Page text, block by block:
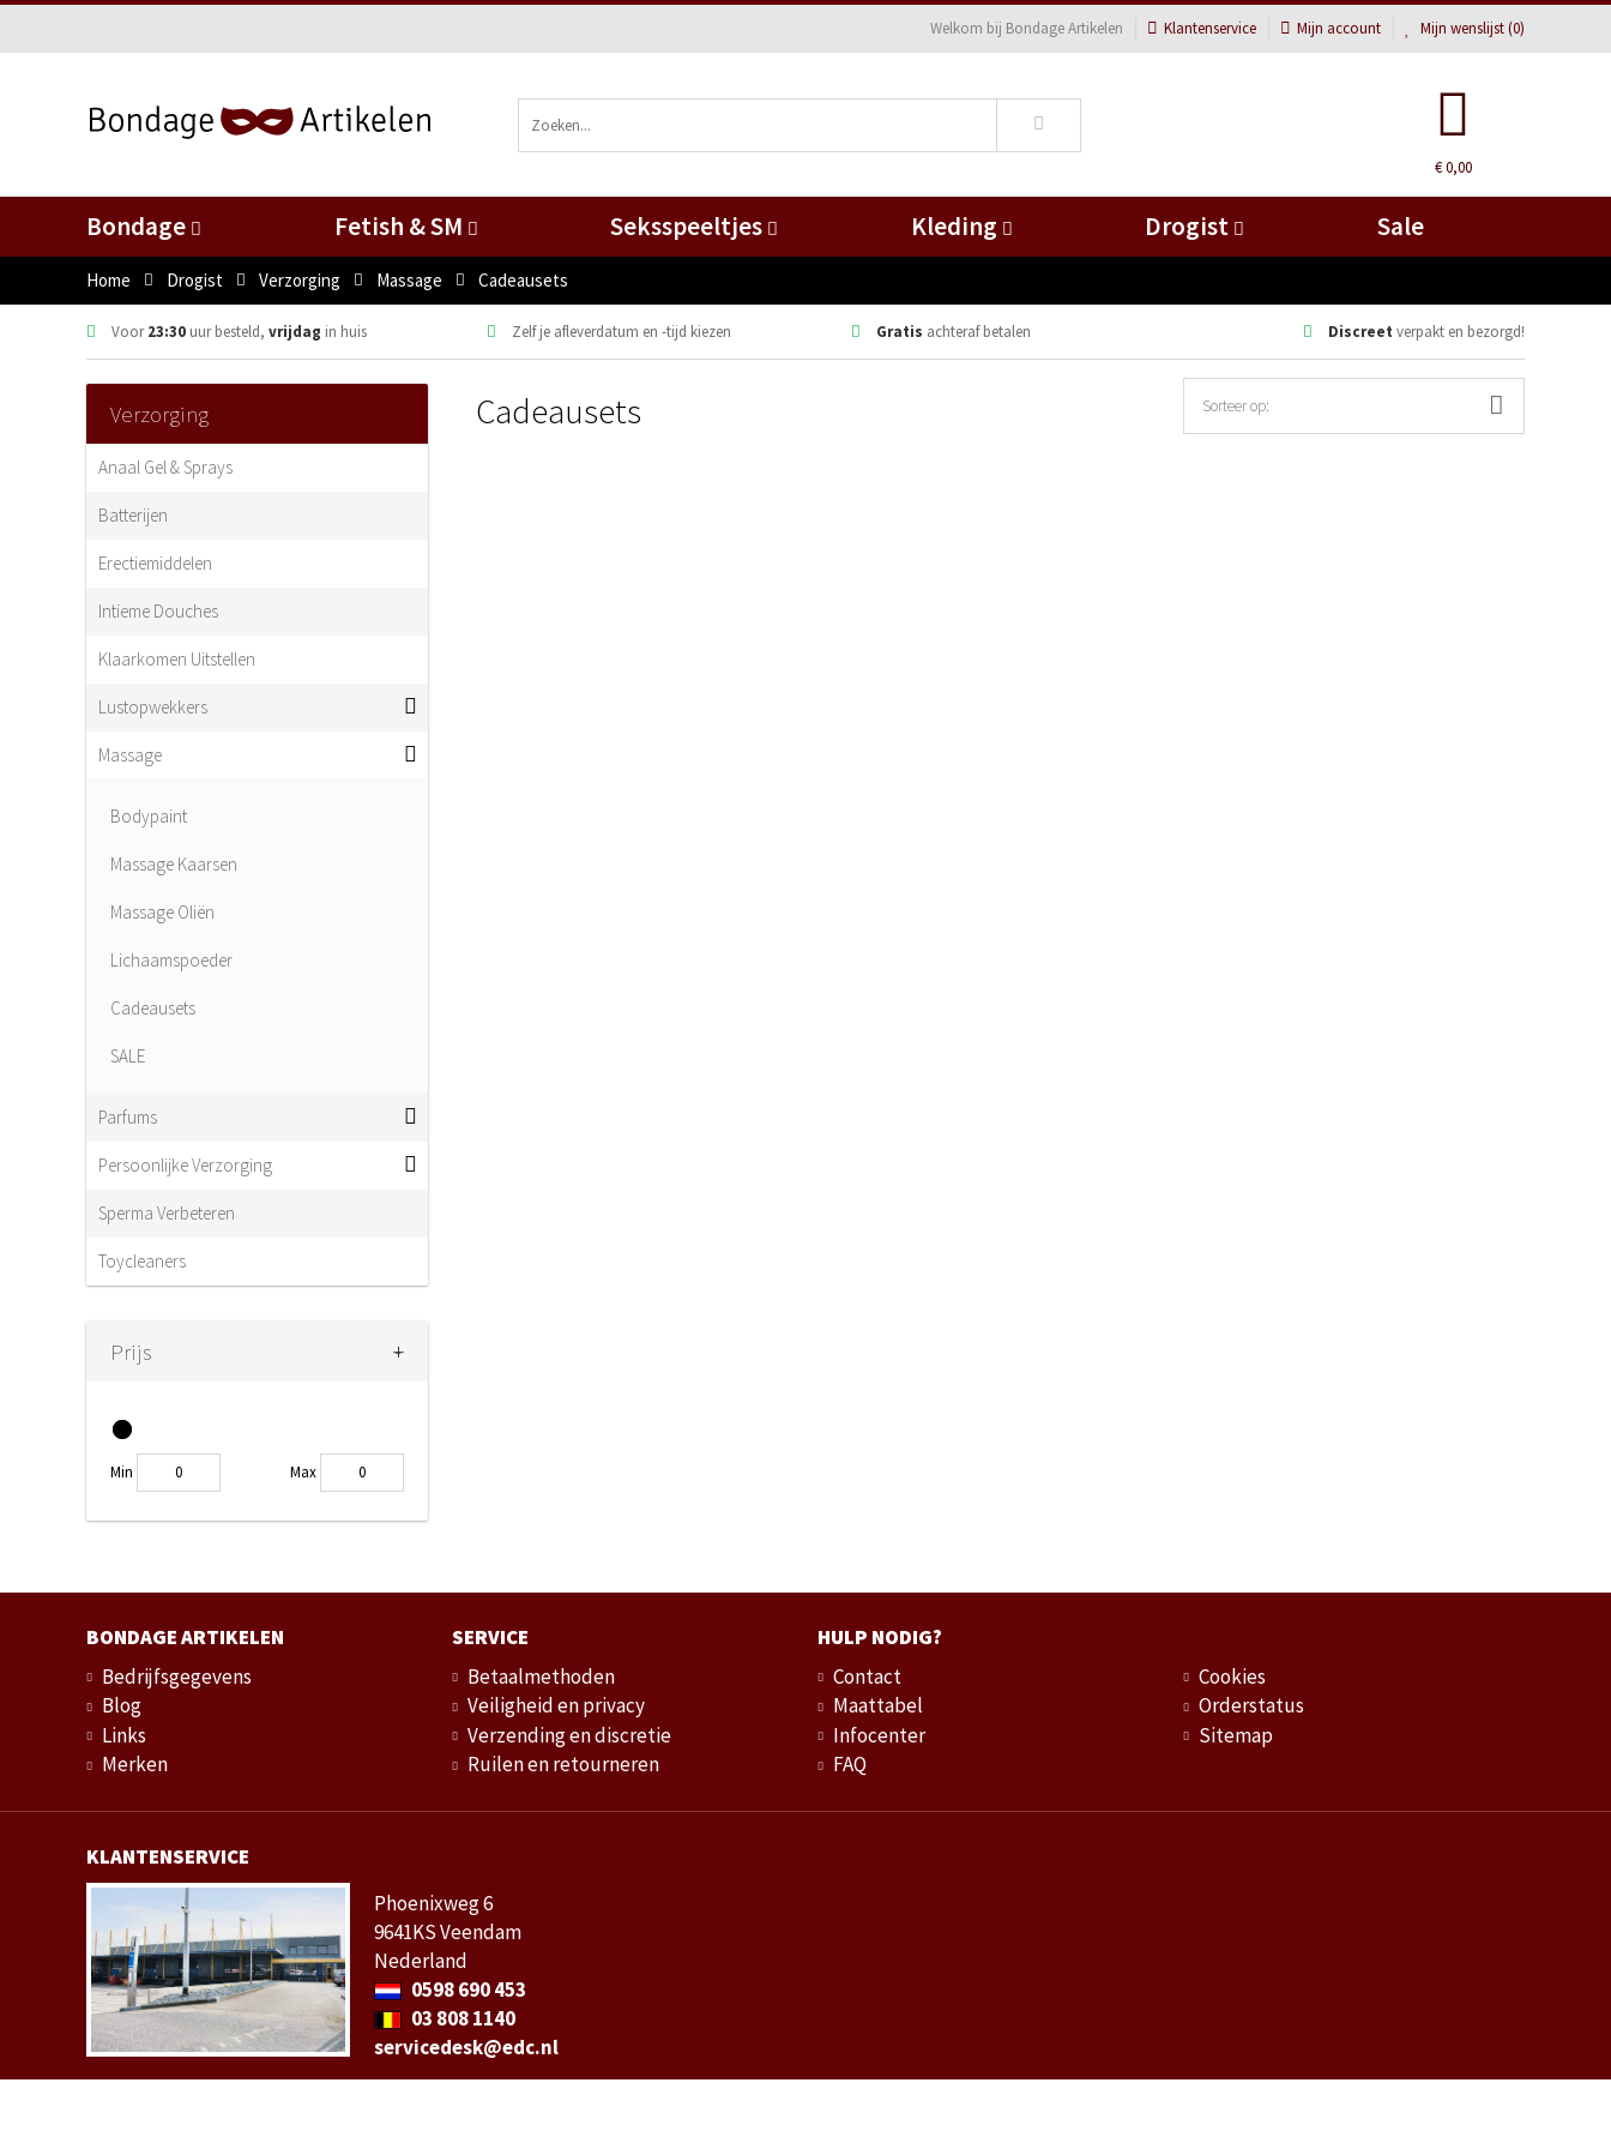
Welkom bij Bondage Artikelen Klantenservice Mijn account Mijn wenslijst (0)
€ 0,00
Bondage Fetish & SM Seksspeeltjes Kleding Drogist Sale
Home Drogist Verzorging Massage Cadeausets
Voor23:30 uur besteld, vrijdag in huis Zelf je afleverdatum en -tijd kiezen Gratis achteraf betalen Discreet verpakt en bezorgd!
Verzorging
Anaal Gel & Sprays
Batterijen
Erectiemiddelen
Intieme Douches
Klaarkomen Uitstellen
Lustopwekkers
Massage
Bodypaint
Massage Kaarsen
Massage Oliën
Lichaamspoeder
Cadeausets
SALE
Parfums
Persoonlijke Verzorging
Sperma Verbeteren
Toycleaners
Prijs -
+
Min Max
Cadeausets Sorteer op:
BONDAGE ARTIKELEN
Bedrijfsgegevens
Blog
Links
Merken
SERVICE
Betaalmethoden
Veiligheid en privacy
Verzending en discretie
Ruilen en retourneren
HULP NODIG?
Contact
Maattabel
Infocenter
FAQ
Cookies
Orderstatus
Sitemap
KLANTENSERVICE
Phoenixweg 6
9641KS Veendam
Nederland
0598 690 453
03 808 1140
servicedesk@edc.nl